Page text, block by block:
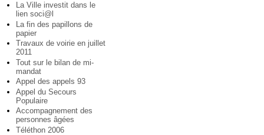
La Ville investit dans le
lien soci@l
La fin des papillons de
papier
Travaux de voirie en juillet
2011
Tout sur le bilan de mi-
mandat
Appel des appels 93
Appel du Secours
Populaire
Accompagnement des
personnes âgées
Téléthon 2006